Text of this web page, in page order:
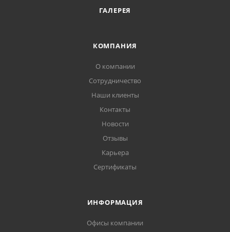
ГАЛЕРЕЯ
КОМПАНИЯ
О компании
Сотрудничество
Наши клиенты
Контакты
Новости
Отзывы
Карьера
Сертификаты
ИНФОРМАЦИЯ
Офисы компании